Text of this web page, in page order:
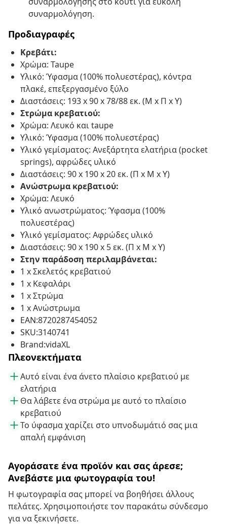
συναρμολόγηση.
Προδιαγραφές
Κρεβάτι:
Χρώμα: Taupe
Υλικό: Ύφασμα (100% πολυεστέρας), κόντρα
πλακέ, επεξεργασμένο ξύλο
Διαστάσεις: 193 x 90 x 78/88 εκ. (Μ x Π x Υ)
Στρώμα κρεβατιού:
Χρώμα: Λευκό και taupe
Υλικό: Ύφασμα (100% πολυεστέρας)
Υλικό γεμίσματος: Ανεξάρτητα ελατήρια (pocket
springs), αφρώδες υλικό
Διαστάσεις: 90 x 190 x 20 εκ. (Π x Μ x Υ)
Ανώστρωμα κρεβατιού:
Χρώμα: Λευκό
Υλικό ανωστρώματος: Ύφασμα (100%
πολυεστέρας)
Υλικό γεμίσματος: Αφρώδες υλικό
Διαστάσεις: 90 x 190 x 5 εκ. (Π x Μ x Υ)
Στην παράδοση περιλαμβάνεται:
1 x Σκελετός κρεβατιού
1 x Κεφαλάρι
1 x Στρώμα
1 x Ανώστρωμα
EAN:8720287454052
SKU:3140741
Brand:vidaXL
Πλεονεκτήματα
Αυτό είναι ένα άνετο πλαίσιο κρεβατιού με
ελατήρια
Θα λάβετε ένα στρώμα με αυτό το πλαίσιο
κρεβατιού
Το ύφασμα χαρίζει στο υπνοδωμάτιό σας μια
απαλή εμφάνιση
Αγοράσατε ένα προϊόν και σας άρεσε;
Ανεβάστε μια φωτογραφία του!
Η φωτογραφία σας μπορεί να βοηθήσει άλλους
πελάτες. Χρησιμοποιήστε τον παρακάτω σύνδεσμο
για να ξεκινήσετε.